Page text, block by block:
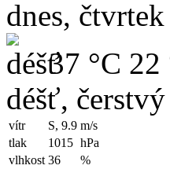
dnes,
37 °C 22
déšť,
vítr S, 9.9 m/s
tlak
1015 hPa
vlhkost 36
%